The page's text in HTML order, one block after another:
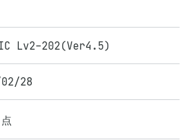
Lv2-202(Ver4.5)
28
点